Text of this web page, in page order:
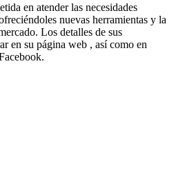
en atender las necesidades
nuevas herramientas y la
Los detalles de sus
en su página web , así como en